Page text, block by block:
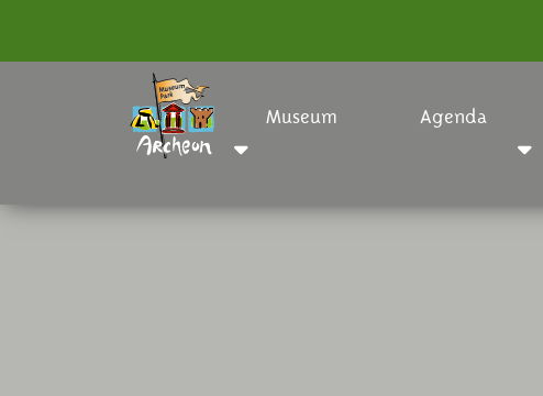
Museum Agenda